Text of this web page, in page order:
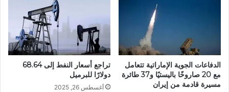
الدفاعات الجوية الإماراتية تتعامل
مع 20 صاروخًا باليستيًا و37 طائرة
مسيرة قادمة من إيران
تراجع أسعار النفط إلى 68.64
دولارًا للبرميل
أغسطس 26, 2025